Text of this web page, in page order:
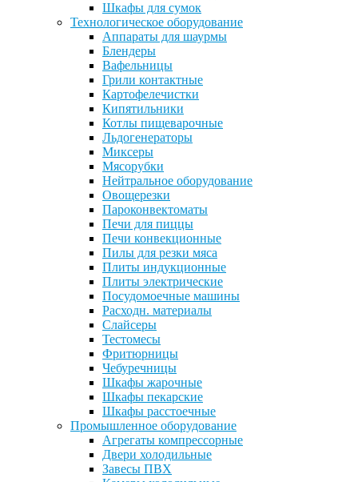
Шкафы для сумок
Технологическое оборудование
Аппараты для шаурмы
Блендеры
Вафельницы
Грили контактные
Картофелечистки
Кипятильники
Котлы пищеварочные
Льдогенераторы
Миксеры
Мясорубки
Нейтральное оборудование
Овощерезки
Пароконвектоматы
Печи для пиццы
Печи конвекционные
Пилы для резки мяса
Плиты индукционные
Плиты электрические
Посудомоечные машины
Расходн. материалы
Слайсеры
Тестомесы
Фритюрницы
Чебуречницы
Шкафы жарочные
Шкафы пекарские
Шкафы расстоечные
Промышленное оборудование
Агрегаты компрессорные
Двери холодильные
Завесы ПВХ